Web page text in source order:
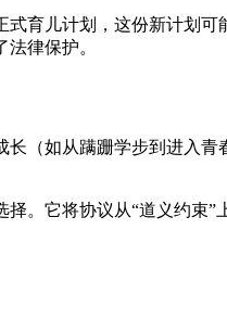
育儿计划，这份新计划可
律保护。
（如从蹒跚学步到进入
。它将协议从“道义约束